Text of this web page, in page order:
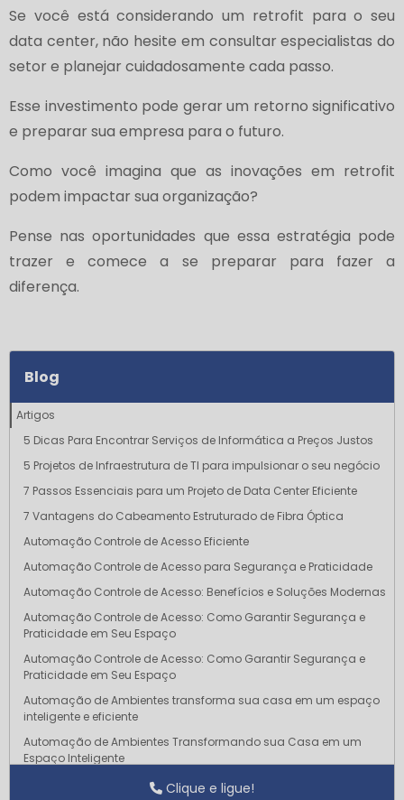
Se você está considerando um retrofit para o seu
data center, não hesite em consultar especialistas do
setor e planejar cuidadosamente cada passo.
Esse investimento pode gerar um retorno significativo
e preparar sua empresa para o futuro.
Como você imagina que as inovações em retrofit
podem impactar sua organização?
Pense nas oportunidades que essa estratégia pode
trazer e comece a se preparar para fazer a
diferença.
Blog
Artigos
5 Dicas Para Encontrar Serviços de Informática a Preços Justos
5 Projetos de Infraestrutura de TI para impulsionar o seu negócio
7 Passos Essenciais para um Projeto de Data Center Eficiente
7 Vantagens do Cabeamento Estruturado de Fibra Óptica
Automação Controle de Acesso Eficiente
Automação Controle de Acesso para Segurança e Praticidade
Automação Controle de Acesso: Benefícios e Soluções Modernas
Automação Controle de Acesso: Como Garantir Segurança e
Praticidade em Seu Espaço
Automação Controle de Acesso: Como Garantir Segurança e
Praticidade em Seu Espaço
Automação de Ambientes transforma sua casa em um espaço
inteligente e eficiente
Automação de Ambientes Transformando sua Casa em um
Espaço Inteligente
Automação de Ambientes Transforme sua Casa em um Espaço
Clique e ligue!